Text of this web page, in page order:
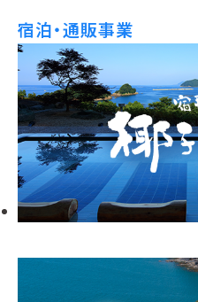
宿泊・通販事業